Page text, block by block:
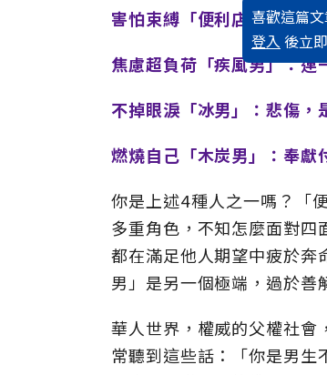
喜歡這篇
登入 後立
害怕束縛「便利店男」：結
焦慮超負荷「疾風男」：連
不掉眼淚「冰男」：悲傷，
燃燒自己「木炭男」：奉獻
你是上述4種人之一嗎？「
多重角色，不知怎麼面對
都在滿足他人期望中疲於奔
男」是另一個極端，過於善
華人世界，權威的父權社會
常聽到這些話：「你是男生